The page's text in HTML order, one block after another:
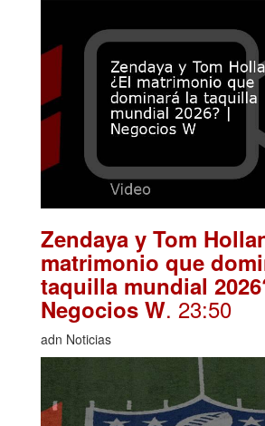
Zendaya y Tom
matrimonio que
taquilla mundial
Negocios W. 23:50
adn Noticias